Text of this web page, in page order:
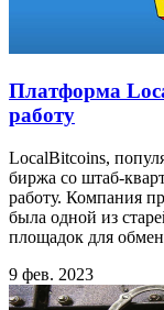
Платформа
работу
LocalBitcoins,
биржа со штаб-
работу. Компания
была одной из
площадок для
9 фев. 2023